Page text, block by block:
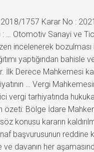
2018/1757 Karar No :
: … Otomotiv Sanayi ve
incelenerek
yaptığından
İlk Derece Mahkemesi
… Vergi
tarhiyatında
özeti: Bölge İdare
konusu kararın
başvurusunun
ve davanın her